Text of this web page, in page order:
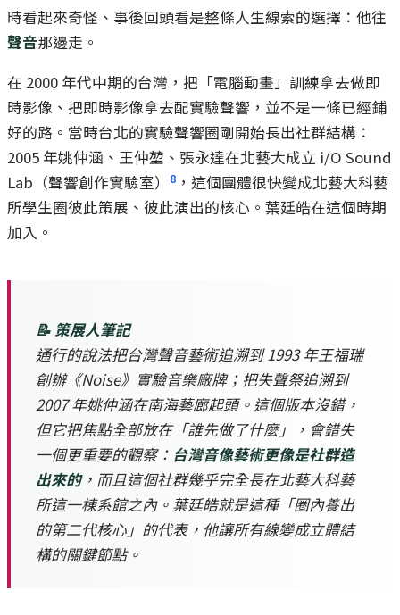
時看起來奇怪、事後回頭看是整條人生線索的選擇：他往
聲音那邊走。
在 2000 年代中期的台灣，把「電腦動畫」訓練拿去做即
時影像、把即時影像拿去配實驗聲響，並不是一條已經鋪
好的路。當時台北的實驗聲響圈剛開始長出社群結構：
2005 年姚仲涵、王仲堃、張永達在北藝大成立 i/O Sound
Lab（聲響創作實驗室）
8 ，這個團體很快變成北藝大科藝
所學生圈彼此策展、彼此演出的核心。葉廷皓在這個時期
加入。
📝 策展人筆記
通行的說法把台灣聲音藝術追溯到 1993 年王福瑞
創辦《Noise》實驗音樂廠牌；把失聲祭追溯到
2007 年姚仲涵在南海藝廊起頭。這個版本沒錯，
但它把焦點全部放在「誰先做了什麼」，會錯失
一個更重要的觀察： 台灣音像藝術更像是社群造
出來的，而且這個社群幾乎完全長在北藝大科藝
所這一棟系館之內。葉廷皓就是這種「圈內養出
的第二代核心」的代表，他讓所有線變成立體結
構的關鍵節點。